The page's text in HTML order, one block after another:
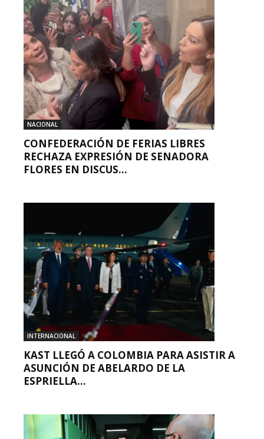
NACIONAL
CONFEDERACIÓN DE FERIAS LIBRES
RECHAZA EXPRESIÓN DE SENADORA
FLORES EN DISCUS...
INTERNACIONAL
KAST LLEGÓ A COLOMBIA PARA ASISTIR A
ASUNCIÓN DE ABELARDO DE LA
ESPRIELLA...